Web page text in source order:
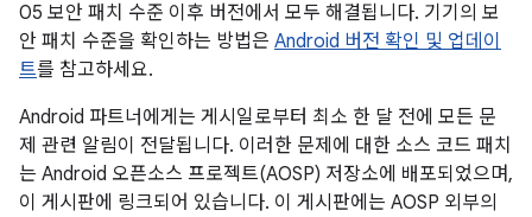
05 보안 패치 수준 이후 버전에서 모두 해결됩니다. 기기의 보
안 패치 수준을 확인하는 방법은 Android 버전 확인 및 업데이
트를 참고하세요.
Android 파트너에게는 게시일로부터 최소 한 달 전에 모든 문
제 관련 알림이 전달됩니다. 이러한 문제에 대한 소스 코드 패치
는 Android 오픈소스 프로젝트(AOSP) 저장소에 배포되었으며,
이 게시판에 링크되어 있습니다. 이 게시판에는 AOSP 외부의